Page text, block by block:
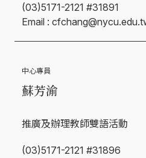
(03)5171-2121 #31891
Email :
中心專員
蘇芳渝
推廣及辦理教師雙語活動
(03)5171-2121 #31896